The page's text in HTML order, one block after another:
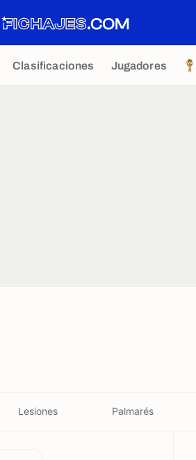
Clasificaciones Jugadores
Lesiones Palmarés